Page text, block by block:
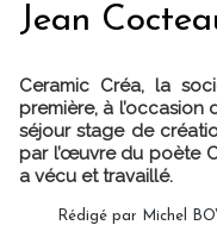
Jean
Ceramic Créa, la
première, à
séjour stage de
par l’œuvre du poète
a vécu et travaillé.
Rédigé par Michel